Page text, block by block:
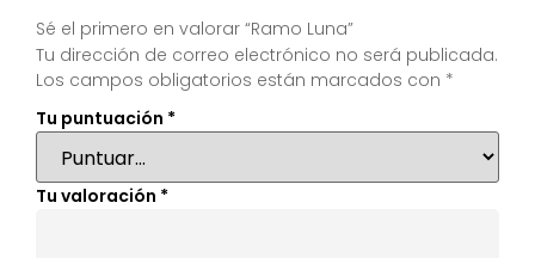
Sé el primero en valorar “Ramo Luna”
Tu dirección de correo electrónico no será publicada.
Los campos obligatorios están marcados con *
Tu puntuación *
Tu valoración *